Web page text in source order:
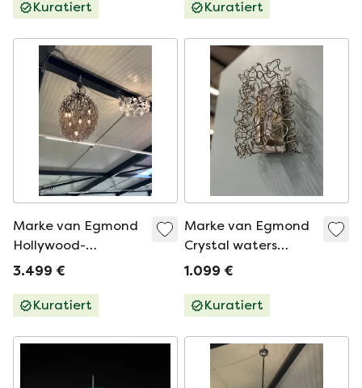
Kuratiert Kuratiert
Marke van Egmond
Hollywood-
Kronleuchter
3.499 €
Kuratiert
Marke van Egmond
Crystal waters
Wandleuchte
1.099 €
Kuratiert